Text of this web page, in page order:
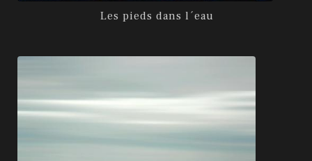
Les pieds dans l´eau